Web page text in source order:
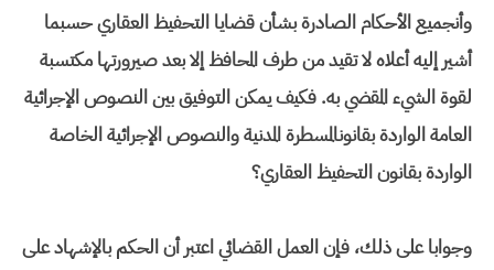
وأنجميع الأحكام الصادرة بشأن قضايا التحفيظ العقاري حسبما
أشير إليه أعلاه لا تقيد من طرف المحافظ إلا بعد صيرورتها مكتسبة
لقوة الشيء المقضي به. فكيف يمكن التوفيق بين النصوص الإجرائية
العامة الواردة بقانونالمسطرة المدنية والنصوص الإجرائية الخاصة
الواردة بقانون التحفيظ العقاري؟
وجوابا على ذلك، فإن العمل القضائي اعتبر أن الحكم بالإشهاد على